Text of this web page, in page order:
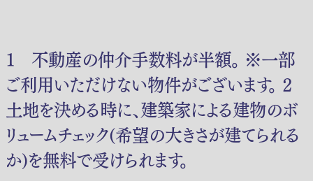
１ 不動産の仲介手数料が半額。 ※一部
ご利用いただけない物件がございます。 ２
土地を決める時に、建築家による建物のボ
リュームチェック(希望の大きさが建てられる
か)を無料で受けられます。